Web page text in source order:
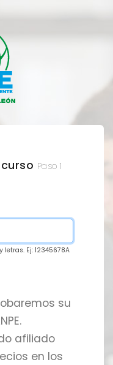
Paso 1
letras. Ej: 12345678A
su
afiliado
en los